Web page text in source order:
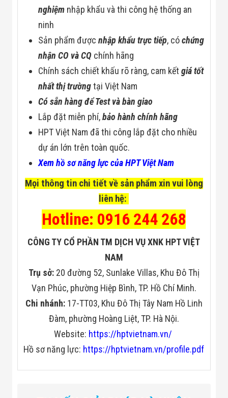
Tin Công Nghệ
Liên Hệ
nghiệm nhập khẩu và thi công hệ thống an
ninh
Sản phẩm đượcnhập khẩu trực tiếp, cóchứng
nhận CO và CQ chính hãng
Chính sách chiết khấu rõ ràng, cam kếtgiá tốt
nhất thị trườngtại Việt Nam
Có sẵn hàng để Test và bàn giao
Lắp đặt miễn phí,bảo hành chính hãng
HPT Việt Nam đã thi công lắp đặt cho nhiều
dự án lớn trên toàn quốc.
Xem hồ sơ năng lực của HPT Việt Nam
Mọi thông tin chi tiết về sản phẩm xin vui lòng
liên hệ:
Hotline: 0916 244 268
CÔNG TY CỔ PHẦN TM DỊCH VỤ XNK HPT VIỆT
NAM
Trụ sở: 20 đường 52, Sunlake Villas, Khu Đô Thị
Vạn Phúc, phường Hiệp Bình, TP. Hồ Chí Minh.
Chi nhánh:17-TT03, Khu Đô Thị Tây Nam Hồ Linh
Đàm, phường Hoàng Liệt, TP. Hà Nội.
Website: https://hptvietnam.vn/
Hồ sơ năng lực: https://hptvietnam.vn/profile.pdf
Phạm vi phát hiện (tùy thuộc vào điều kiện